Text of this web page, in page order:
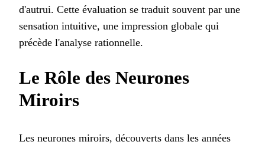
d'autrui. Cette évaluation se traduit souvent par une
sensation intuitive, une impression globale qui
précède l'analyse rationnelle.
Le Rôle des Neurones
Miroirs
Les neurones miroirs, découverts dans les années